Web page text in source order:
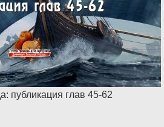
публикация глав 45-62